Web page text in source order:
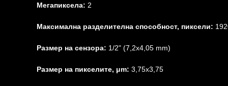
Мегапиксела: 2
Максимална разделителна способност, пиксели:
Размер на сензора: 1/2" (7,2x4,05 mm)
Размер на пикселите, μm: 3,75x3,75